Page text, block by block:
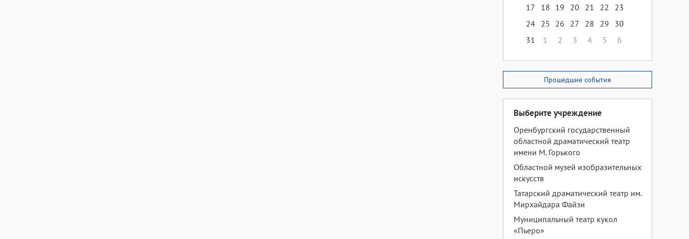
17
18 19 20 21 22
23
24 25 26 27 28 29
30
31
1 2 3 4 5 6
Прошедшие события
Выберите учреждение
Оренбургский государственный
областной драматический театр
имени М. Горького
Областной музей изобразительных
искусств
Татарский драматический театр им.
Мирхайдара Файзи
Муниципальный театр кукол
«Пьеро»